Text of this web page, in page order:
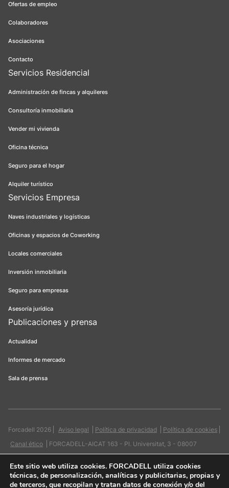
Ofertas de empleo
Colaboradores
Asociaciones
Contacto
Servicios Residencial
Administración de fincas y alquileres
Consultoría inmobiliaria
Vender mi vivienda
Oficina técnica
Seguro para el hogar
Alquiler turístico
Servicios Empresa
Naves industriales y logísticas
Oficinas y espacios de Coworking
Locales comerciales
Inversión inmobiliaria
Seguro para empresas
Asesoría jurídica
Publicaciones y prensa
Actualidad
Informes de mercado
Sala de prensa
Forcadell 2026 Aviso legal Política de privacidad
Política de cookies
Canal ético
FORCADELL-AICAT 163 - Pl. Universitat, 3 - 08007
Este sitio web utiliza cookies. FORCADELL utiliza cookies
técnicas, de personalización, analíticas y publicitarias, propias y
de terceros, que recopilan y tratan datos de conexión y/o del